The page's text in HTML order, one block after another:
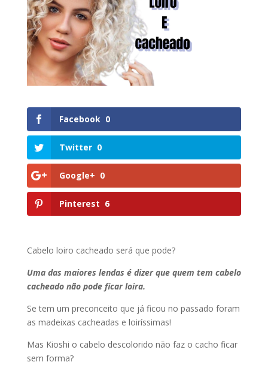
Facebook 0
Twitter 0
Google+ 0
Pinterest 6
Cabelo loiro cacheado será que pode?
Uma das maiores lendas é dizer que quem tem cabelo
cacheado não pode ficar loira.
Se tem um preconceito que já ficou no passado foram
as madeixas cacheadas e loiríssimas!
Mas Kioshi o cabelo descolorido não faz o cacho ficar
sem forma?